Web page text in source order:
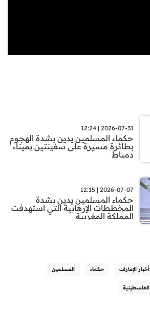
2026-07-31 | 12:24
حكماء المسلمين يدين بشدة الهجوم
بطائرة مسيرة على سفينتين بميناء
دمياط
2026-07-07 | 12:15
حكماء المسلمين يدين بشدة
المخططات الإرهابية التي استهدفت
المملكة المغربية
أخبار الإمارات حكماء المسلمين
الفلسطينية